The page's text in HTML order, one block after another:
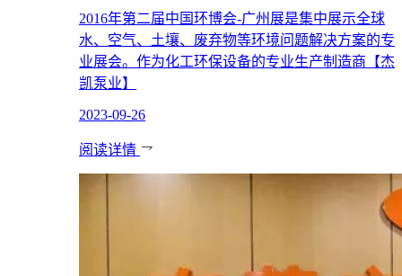
2016年第二届中国环博会-广州展是集中展示全球
水、空气、土壤、废弃物等环境问题解决方案的专
业展会。作为化工环保设备的专业生产制造商【杰
凯泵业】
2023-09-26
阅读详情